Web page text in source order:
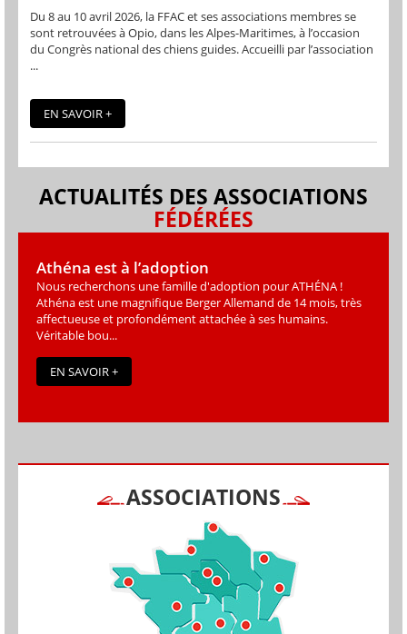
Du 8 au 10 avril 2026, la FFAC et ses associations membres se
sont retrouvées à Opio, dans les Alpes-Maritimes, à l’occasion
du Congrès national des chiens guides. Accueilli par l’association
...
EN SAVOIR +
ACTUALITÉS DES ASSOCIATIONS
FÉDÉRÉES
Athéna est à l’adoption
Nous recherchons une famille d'adoption pour ATHÉNA !
Athéna est une magniﬁque Berger Allemand de 14 mois, très
affectueuse et profondément attachée à ses humains.
Véritable bou...
EN SAVOIR +
ASSOCIATIONS